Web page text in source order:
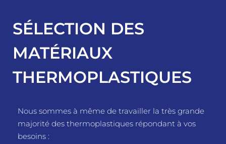
SÉLECTION DES
MATÉRIAUX
THERMOPLASTIQUES
Nous sommes à même de travailler la très grande
majorité des thermoplastiques répondant à vos
besoins :